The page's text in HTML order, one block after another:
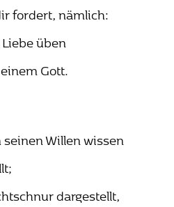
fordert, nämlich:
üben
Gott.
Willen wissen
dargestellt,